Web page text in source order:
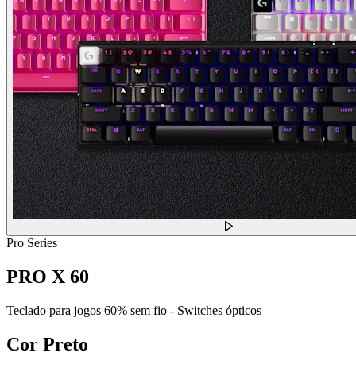
Pro Series
PRO X 60
Teclado para jogos 60% sem fio - Switches ópticos
Cor Preto